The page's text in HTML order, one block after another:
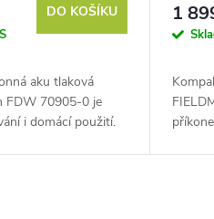
DO KOŠÍKU
aku tlaková
FDW 70905-0 je
i domácí použití.
1